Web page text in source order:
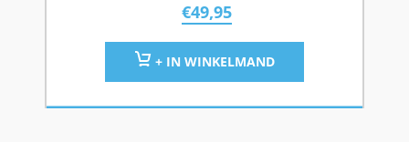
€49,95
+ IN WINKELMAND